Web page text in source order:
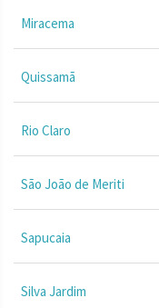
Miracema
Quissamã
Rio Claro
São João de Meriti
Sapucaia
Silva Jardim